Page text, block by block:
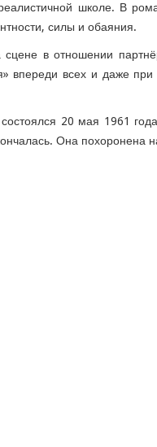
школе. В
силы и обаяния.
в отношении
впереди всех и даже
20 мая 1961
Она похоронена